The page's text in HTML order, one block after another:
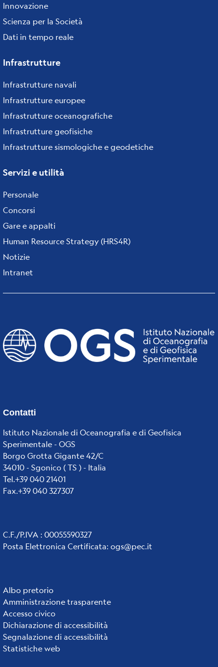
Innovazione
Scienza per la Società
Dati in tempo reale
Infrastrutture
Infrastrutture navali
Infrastrutture europee
Infrastrutture oceanografiche
Infrastrutture geofisiche
Infrastrutture sismologiche e geodetiche
Servizi e utilità
Personale
Concorsi
Gare e appalti
Human Resource Strategy (HRS4R)
Notizie
Intranet
Contatti
Istituto Nazionale di Oceanografia e di Geofisica
Sperimentale - OGS
Borgo Grotta Gigante 42/C
34010 - Sgonico ( TS ) - Italia
Tel.+39 040 21401
Fax.+39 040 327307
C.F./P.IVA : 00055590327
Posta Elettronica Certificata: ogs@pec.it
Institute
links
Albo pretorio
Amministrazione trasparente
Accesso civico
Dichiarazione di accessibilità
Segnalazione di accessibilità
Statistiche web